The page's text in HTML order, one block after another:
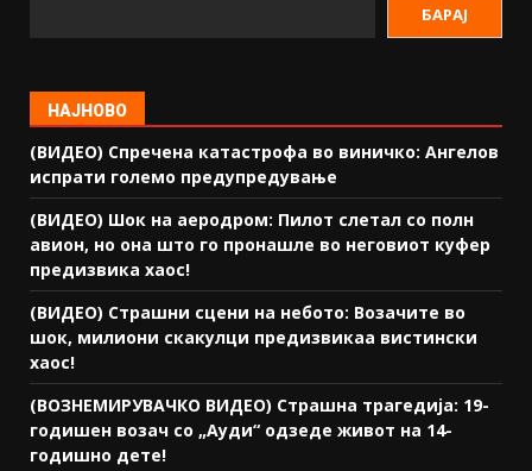
БАРАЈ
НАЈНОВО
(ВИДЕО) Спречена катастрофа во виничко: Ангелов
испрати големо предупредување
(ВИДЕО) Шок на аеродром: Пилот слетал со полн
авион, но она што го пронашле во неговиот куфер
предизвика хаос!
(ВИДЕО) Страшни сцени на небото: Возачите во
шок, милиони скакулци предизвикаа вистински
хаос!
(ВОЗНЕМИРУВАЧКО ВИДЕО) Страшна трагедија: 19-
годишен возач со „Ауди“ одзеде живот на 14-
годишно дете!